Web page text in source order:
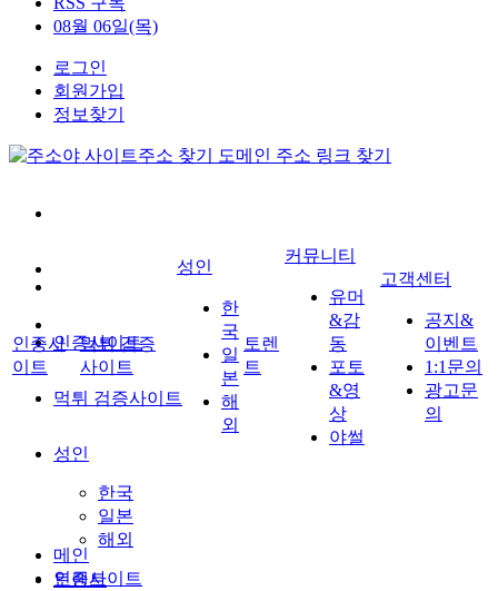
08월 06일(목)
로그인
회원가입
정보찾기
인증사이트
먹튀 검증사이트
성인
한국
일본
해외
토렌트
인증사
이트
먹튀 검증
사이트
성인
한
국
일
본
해
외
토렌
트
커뮤니티
유머
&감
동
포토
&영
상
야썰
고객센터
공지&
이벤트
1:1문의
광고문
의
메인
인증사이트